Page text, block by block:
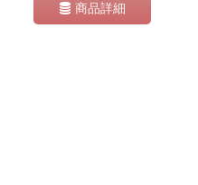
商品詳細